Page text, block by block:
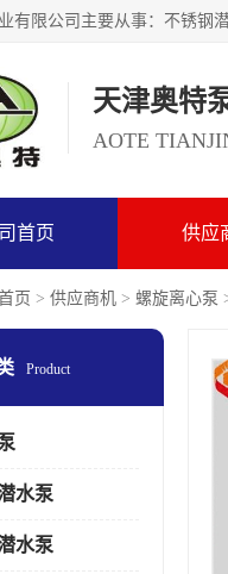
天津奥特
AOTE
首页 供应
页 > 供应商机 > 螺旋离心泵
Product
水泵
水泵